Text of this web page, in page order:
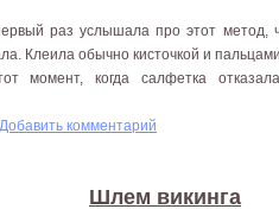
раз услышала про этот метод,
Клеила обычно кисточкой и
момент, когда салфетка
Добавить комментарий
Шлем викинга